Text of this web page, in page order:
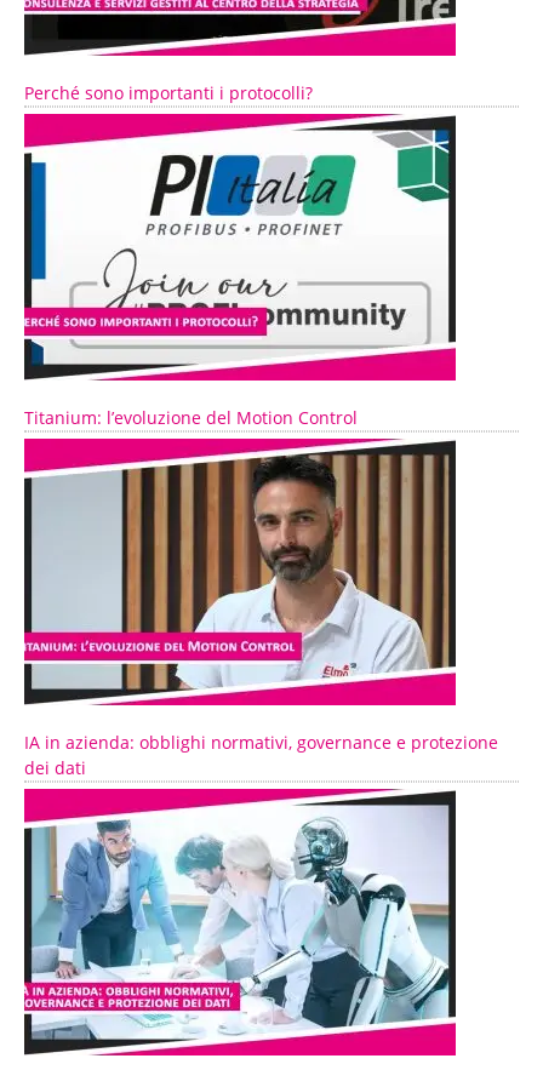
Perché sono importanti i protocolli?
Titanium: l’evoluzione del Motion Control
IA in azienda: obblighi normativi, governance e protezione
dei dati